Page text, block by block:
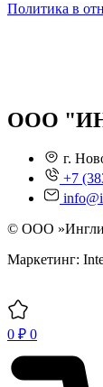
Политика в
ООО
г.
+7
© ООО
Маркетинг:
0 ₽ 0